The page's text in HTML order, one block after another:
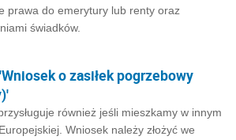
prawa do emerytury lub renty oraz
świadków.
o zasiłek pogrzebowy
również jeśli mieszkamy w innym
Wniosek należy złożyć we